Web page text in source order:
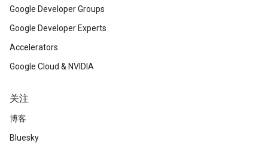
Google Developer Groups
Google Developer Experts
Accelerators
Google Cloud & NVIDIA
关注
博客
Bluesky